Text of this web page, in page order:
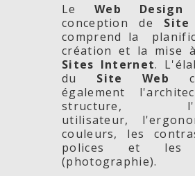
Le Web Design
conception de Site
comprend la
création et la mise
Sites Internet.
du Site Web
également
structure,
utilisateur,
couleurs, les
polices et les
(photographie).